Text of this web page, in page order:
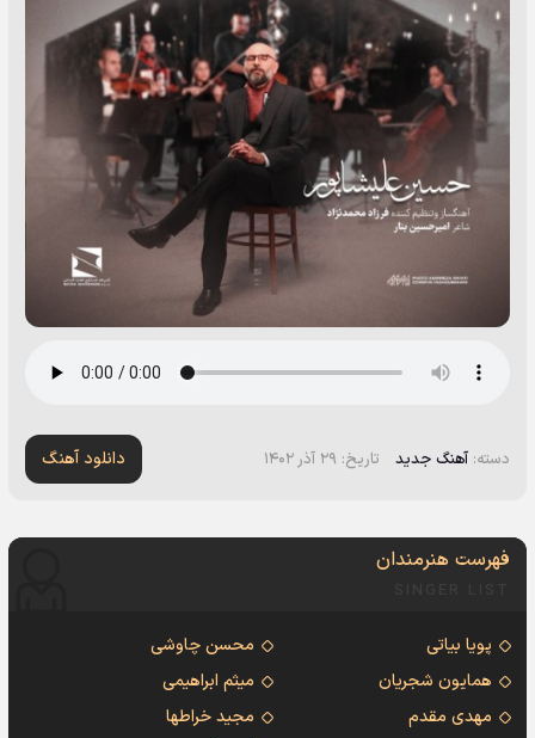
دسته: آهنگ جدید تاریخ: ۲۹ آذر ۱۴۰۲ دانلود آهنگ
فهرست هنرمندان
پویا بیاتی
محسن چاوشی
همایون شجریان
میثم ابراهیمی
مهدی مقدم
مجید خراطها